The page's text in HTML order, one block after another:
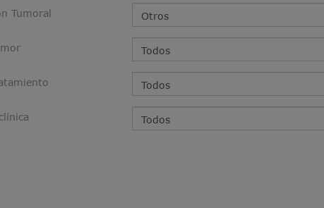
Tumoral